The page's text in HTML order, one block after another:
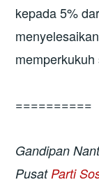
kepada 5%
==========
Gandipan
Pusat Parti